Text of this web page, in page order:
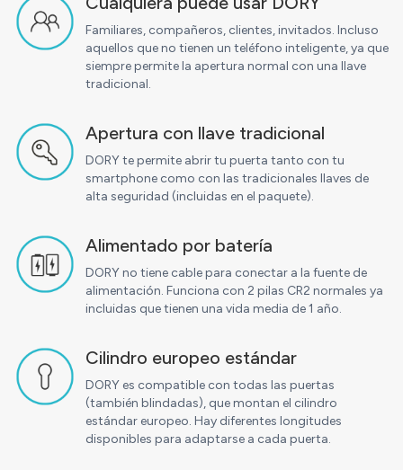
Familiares, compañeros, clientes, invitados. Incluso
aquellos que no tienen un teléfono inteligente, ya que
siempre permite la apertura normal con una llave
tradicional.
Apertura con llave tradicional
DORY te permite abrir tu puerta tanto con tu
smartphone como con las tradicionales llaves de
alta seguridad (incluidas en el paquete).
Alimentado por batería
DORY no tiene cable para conectar a la fuente de
alimentación. Funciona con 2 pilas CR2 normales ya
incluidas que tienen una vida media de 1 año.
Cilindro europeo estándar
DORY es compatible con todas las puertas
(también blindadas), que montan el cilindro
estándar europeo. Hay diferentes longitudes
disponibles para adaptarse a cada puerta.